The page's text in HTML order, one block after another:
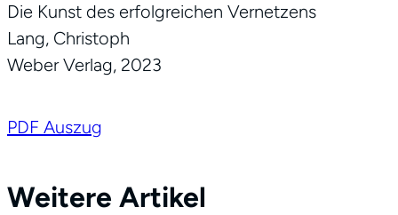
Die Kunst des erfolgreichen Vernetzens
Lang, Christoph
Weber Verlag, 2023
PDF Auszug
Weitere Artikel